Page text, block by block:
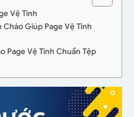
Vệ Tinh
Cháo Giúp Page Vệ Tinh
Page Vệ Tinh Chuẩn Tệp